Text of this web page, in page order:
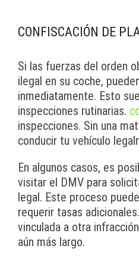
CONFISCACIÓN DE
Si las fuerzas del orden
ilegal en su coche,
inmediatamente. Esto
inspecciones rutinarias.
inspecciones. Sin una
conducir tu vehículo
En algunos casos, es
visitar el DMV para
legal. Este proceso
requerir tasas
vinculada a otra
aún más largo.